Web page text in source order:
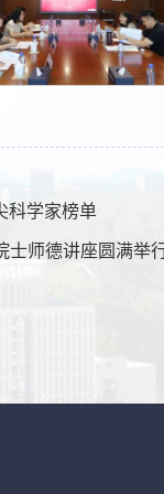
科学家榜单
士师德讲座圆满举